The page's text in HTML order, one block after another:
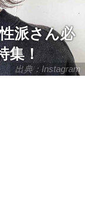
出典：Instagram
派さん必
集！